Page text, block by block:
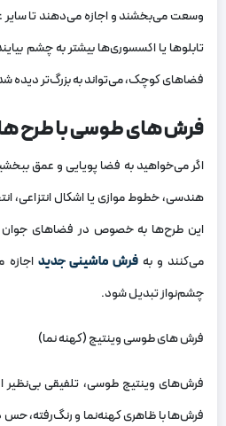
وسعت می‌بخشند و اجازه می‌دهند تا سایر
تابلوها یا اکسسوری‌ها بیشتر به چشم
فضاهای کوچک، می‌تواند به بزرگ‌تر
فرش های طوسی با طرح
اگر می‌خواهید به فضا پویایی و عمق
هندسی، خطوط موازی یا اشکال انتزاعی،
این طرح‌ها به خصوص در فضاهای جوان
می‌کنند و بهفرش ماشینی جدید
چشم‌نواز تبدیل شود.
فرش های طوسی وینتیج (کهنه نما)
فرش‌های وینتیج طوسی، تلفیقی بی‌نظیر
فرش‌ها با ظاهری کهنه‌نما و رنگ‌رفته، حس